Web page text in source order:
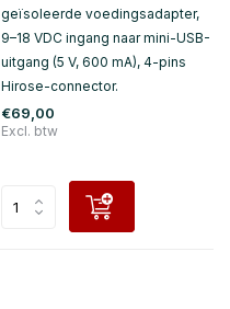
geïsoleerde voedingsadapter,
9–18 VDC ingang naar mini-USB-
uitgang (5 V, 600 mA), 4-pins
Hirose-connector.
€69,00
Excl. btw